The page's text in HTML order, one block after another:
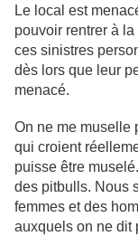
Le local est
pouvoir rentrer à
ces sinistres
dès lors que leur
menacé.
On ne me muselle
qui croient
puisse être
des pitbulls. Nous
femmes et des
auxquels on ne dit